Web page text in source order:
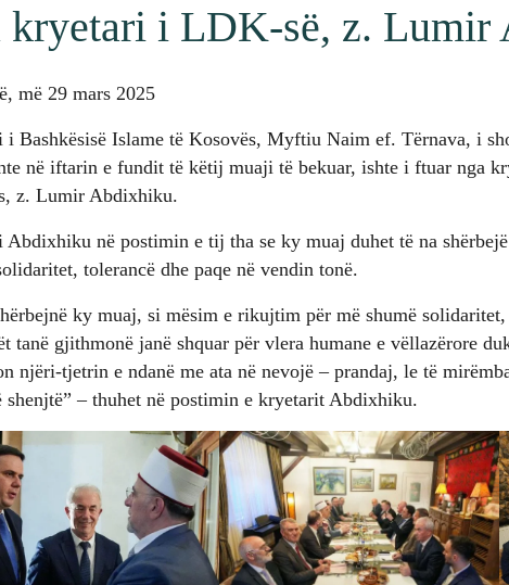
kryetari i LDK-së, z. Lumir
më 29 mars 2025
Bashkësisë Islame të Kosovës, Myftiu Naim ef. Tërnava, i
në iftarin e fundit të këtij muaji të bekuar, ishte i ftuar nga
z. Lumir Abdixhiku.
Abdixhiku në postimin e tij tha se ky muaj duhet të na
tolerancë dhe paqe në vendin tonë.
ky muaj, si mësim e rikujtim për më shumë
tanë gjithmonë janë shquar për vlera humane e vëllazërore
njëri-tjetrin e ndanë me ata në nevojë – prandaj, le të
shenjtë” – thuhet në postimin e kryetarit Abdixhiku.